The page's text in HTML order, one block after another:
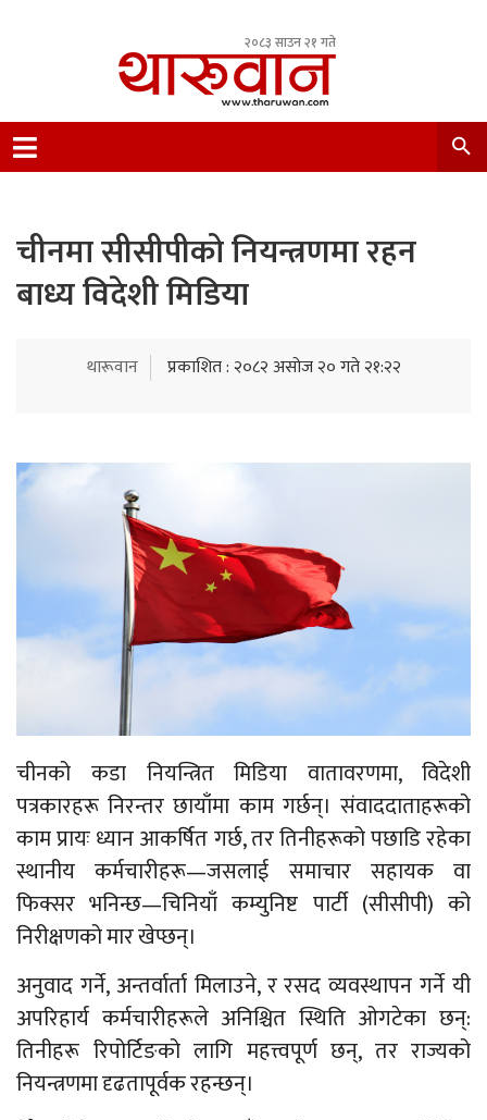
२०८३ साउन २१ गते
Nepal.
चीनमा सीसीपीको नियन्त्रणमा रहन
बाध्य विदेशी मिडिया
थारूवान प्रकाशित : २०८२ असोज २० गते २१:२२
चीनको कडा नियन्त्रित मिडिया वातावरणमा, विदेशी
पत्रकारहरू निरन्तर छायाँमा काम गर्छन्। संवाददाताहरूको
काम प्रायः ध्यान आकर्षित गर्छ, तर तिनीहरूको पछाडि रहेका
स्थानीय कर्मचारीहरू—जसलाई समाचार सहायक वा
फिक्सर भनिन्छ—चिनियाँ कम्युनिष्ट पार्टी (सीसीपी) को
निरीक्षणको मार खेप्छन्।
अनुवाद गर्ने, अन्तर्वार्ता मिलाउने, र रसद व्यवस्थापन गर्ने यी
अपरिहार्य कर्मचारीहरूले अनिश्चित स्थिति ओगटेका छन्:
तिनीहरू रिपोर्टिङको लागि महत्त्वपूर्ण छन्, तर राज्यको
नियन्त्रणमा दृढतापूर्वक रहन्छन्।